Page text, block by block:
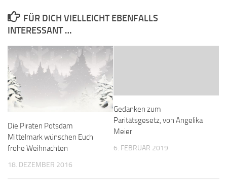
FÜR DICH VIELLEICHT EBENFALLS
INTERESSANT …
Die Piraten Potsdam
Mittelmark wünschen Euch
frohe Weihnachten
18. DEZEMBER 2016
Gedanken zum
Paritätsgesetz, von Angelika
Meier
6. FEBRUAR 2019